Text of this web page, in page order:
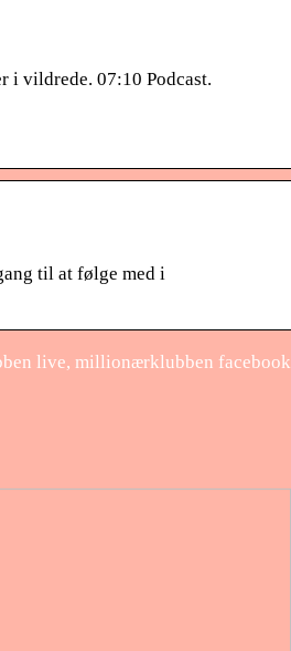
i vildrede. 07:10 Podcast.
til at følge med i
live, millionærklubben facebook